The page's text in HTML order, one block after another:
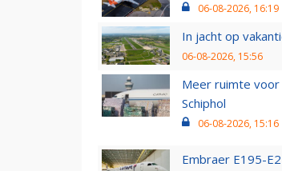
06-08-2026, 16:19
In jacht op
06-08-2026, 15:56
Meer ruimte
Schiphol
06-08-2026, 15:16
Embraer E195-